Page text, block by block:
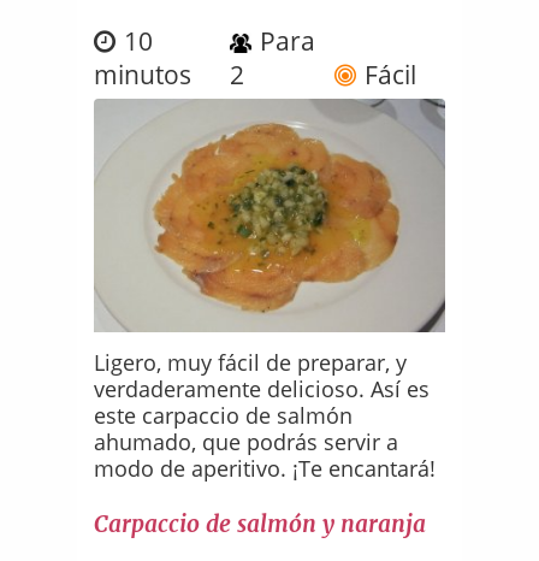
10
minutos
Para
2
Fácil
Ligero, muy fácil de preparar, y
verdaderamente delicioso. Así es
este carpaccio de salmón
ahumado, que podrás servir a
modo de aperitivo. ¡Te encantará!
Carpaccio de salmón y naranja